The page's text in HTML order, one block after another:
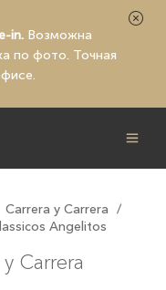
in. Возможна
по фото. Точная
Carrera y Carrera /
Angelitos
Carrera